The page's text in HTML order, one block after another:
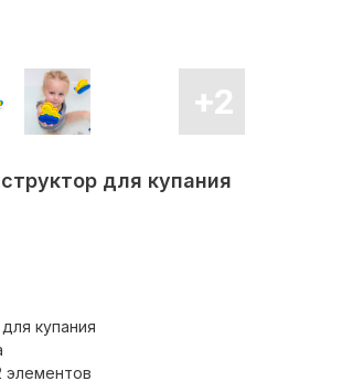
для купания
купания
элементов